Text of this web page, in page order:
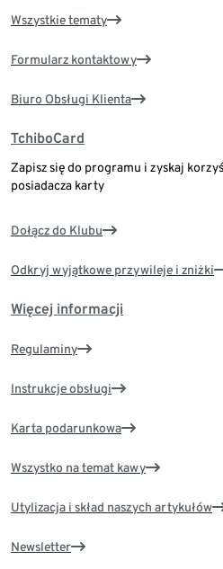
Wszystkie tematy
Formularz kontaktowy
Biuro Obsługi Klienta
TchiboCard
Zapisz się do programu i zyskaj
posiadacza karty
Dołącz do Klubu
Odkryj wyjątkowe przywileje i zniżki
Więcej informacji
Regulaminy
Instrukcje obsługi
Karta podarunkowa
Wszystko na temat kawy
Utylizacja i skład naszych artykułów
Newsletter